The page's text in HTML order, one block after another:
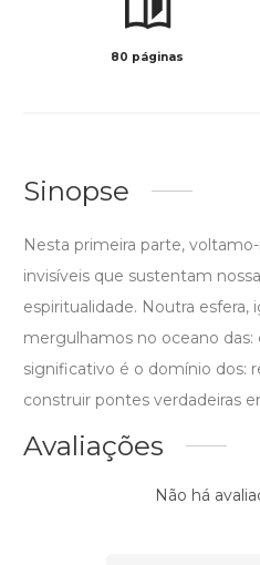
80 páginas
Sinopse
Nesta primeira parte,
invisíveis que sustentam
espiritualidade. Noutra esfera,
mergulhamos no oceano
significativo é o domínio dos:
construir pontes verdadeiras
Avaliações
Não há